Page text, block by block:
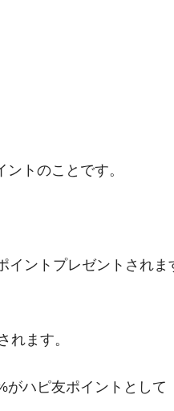
ントのことです。
ントプレゼントされま
れます。
がハピ友ポイントとして